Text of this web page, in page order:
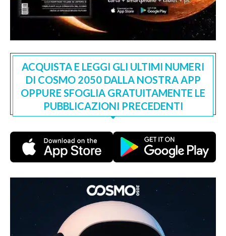
ACQUISTA E LEGGI GLI ULTIMI NUMERI
DI COSMO 2050 DALLA NOSTRA APP
OPPURE SFOGLIA GRATUITAMENTE LE
PUBBLICAZIONI PRECEDENTI